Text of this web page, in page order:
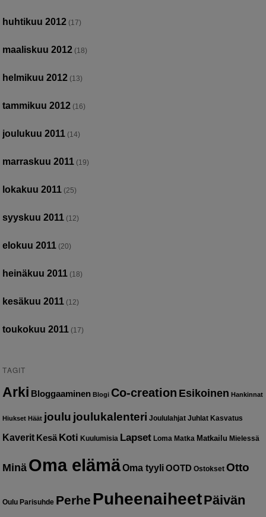
huhtikuu 2012 (17)
maaliskuu 2012 (18)
helmikuu 2012 (13)
tammikuu 2012 (16)
joulukuu 2011 (14)
marraskuu 2011 (19)
lokakuu 2011 (25)
syyskuu 2011 (12)
elokuu 2011 (20)
heinäkuu 2011 (18)
kesäkuu 2011 (12)
toukokuu 2011 (17)
TAGIT
Arki Bloggaaminen Blogi Co-creation Esikoinen Hankinnat
Hiukset Häät joulu joulukalenteri Joululahjat Juhlat Kasvatus
Kaverit Kesä Koti Kuulumisia Lapset Loma Matka Matkailu Mielessä
Minä Oma elämäOma tyyli OOTD Ostokset Otto
Oulu Parisuhde Perhe PuheenaiheetPäivän